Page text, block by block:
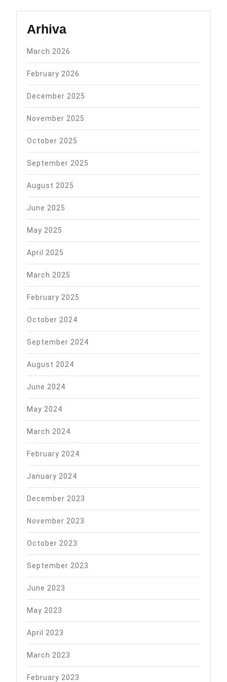
Arhiva
March 2026
February 2026
December 2025
November 2025
October 2025
September 2025
August 2025
June 2025
May 2025
April 2025
March 2025
February 2025
October 2024
September 2024
August 2024
June 2024
May 2024
March 2024
February 2024
January 2024
December 2023
November 2023
October 2023
September 2023
June 2023
May 2023
April 2023
March 2023
February 2023